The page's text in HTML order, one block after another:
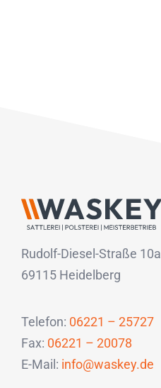
Rudolf-Diesel-Straße 10a
69115 Heidelberg
Telefon: 06221 – 25727
Fax: 06221 – 20078
E-Mail: info@waskey.de